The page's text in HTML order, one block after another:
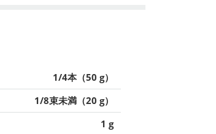
1/4本（50 g）
1/8束未満（20 g）
1 g